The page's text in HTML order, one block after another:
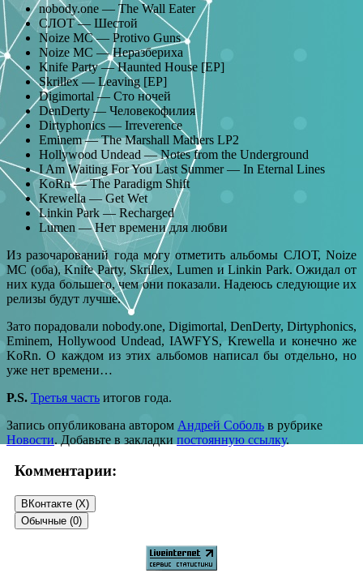
nobody.one — The Wall Eater
СЛОТ — Шестой
Noize MC — Protivo Guns
Noize MC — Неразбериха
Knife Party — Haunted House [EP]
Skrillex — Leaving [EP]
Digimortal — Сто ночей
DenDerty — Человекофилия
Dirtyphonics — Irreverence
Eminem — The Marshall Mathers LP2
Hollywood Undead — Notes from the Underground
I Am Waiting For You Last Summer — In Eternal Lines
KoRn — The Paradigm Shift
Krewella — Get Wet
Linkin Park — Recharged
Lumen — Нет времени для любви
Из разочарований года могу отметить альбомы СЛОТ, Noize
MC (оба), Knife Party, Skrillex, Lumen и Linkin Park. Ожидал от
них куда большего, чем они показали. Надеюсь следующие их
релизы будут лучше.
Зато порадовали nobody.one, Digimortal, DenDerty, Dirtyphonics,
Eminem, Hollywood Undead, IAWFYS, Krewella и конечно же
KoRn. О каждом из этих альбомов написал бы отдельно, но
уже нет времени…
P.S. Третья часть итогов года.
Запись опубликована автором Андрей Соболь в рубрике
Новости. Добавьте в закладки постоянную ссылку.
Комментарии:
ВКонтакте (X)
Обычные (0)
Добавить комментарий